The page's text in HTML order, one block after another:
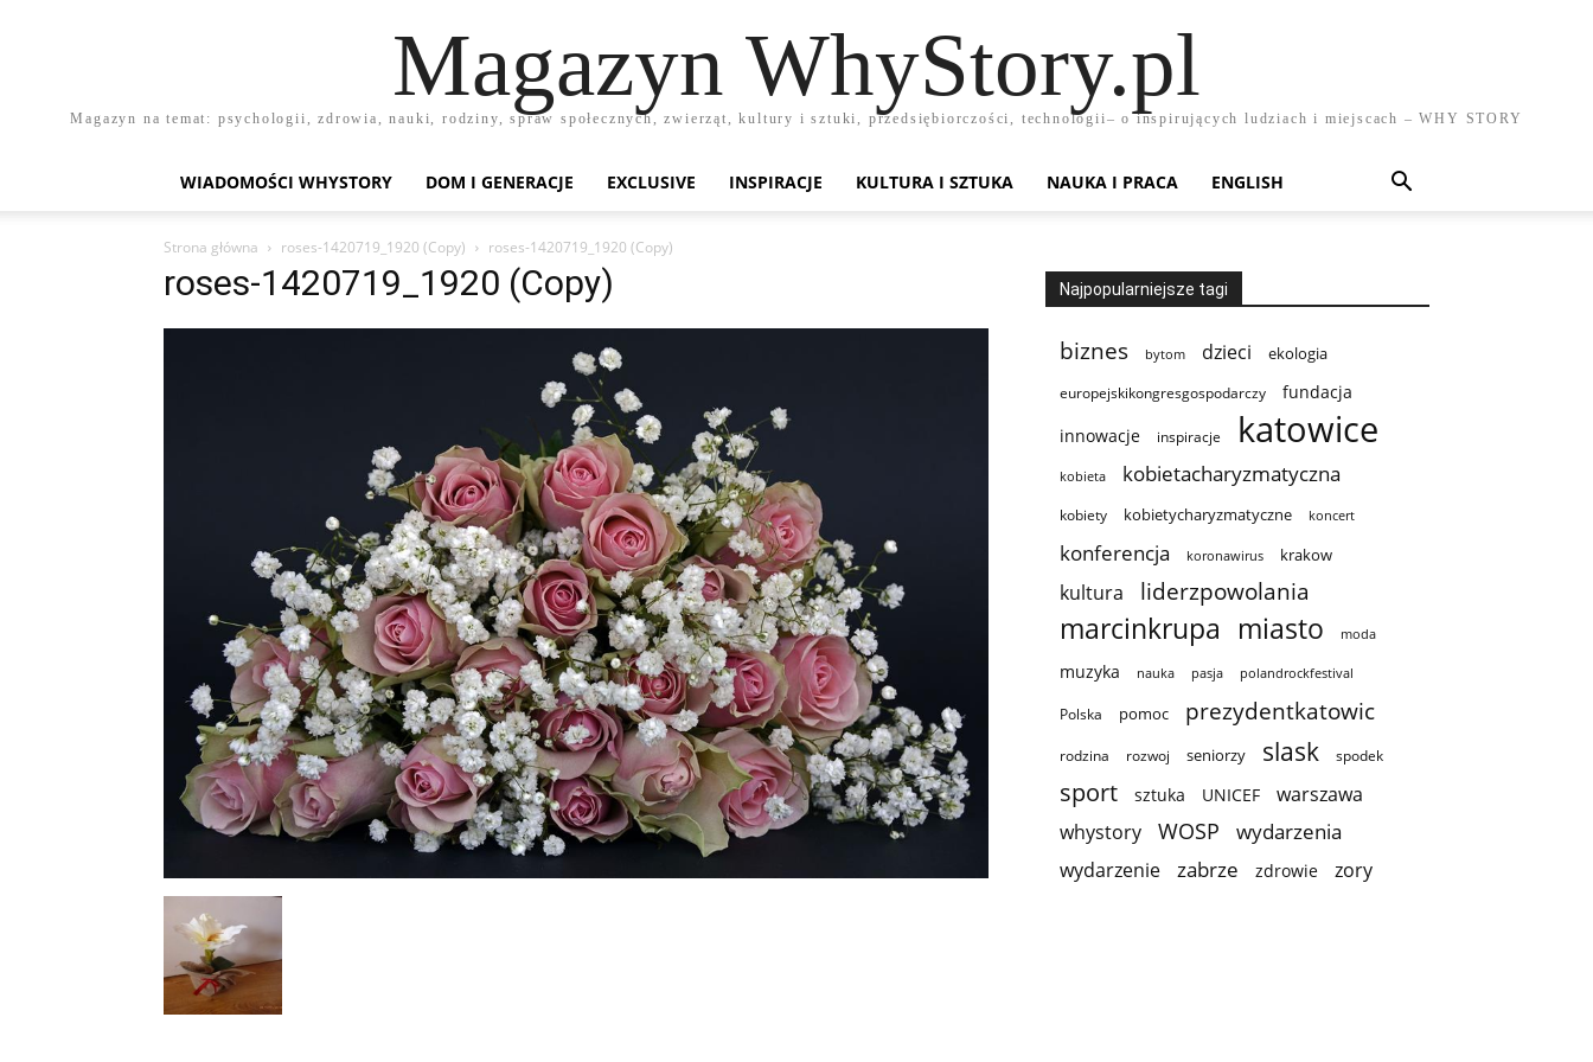
Magazyn WhyStory.pl
Magazyn na temat: psychologii, zdrowia, nauki, rodziny, spraw społecznych, zwierząt, kultury i sztuki, przedsiębiorczości, technologii– o inspirujących ludziach i miejscach – WHY STORY
WIADOMOŚCI WHYSTORY DOM I GENERACJE EXCLUSIVE INSPIRACJE KULTURA I SZTUKA NAUKA I PRACA ENGLISH
Strona główna roses-1420719_1920 (Copy) roses-1420719_1920 (Copy)
roses-1420719_1920 (Copy) Najpopularniejsze tagi
biznes bytom dzieci ekologia
europejskikongresgospodarczy fundacja
innowacje inspiracje katowice
kobieta kobietacharyzmatyczna
kobiety kobietycharyzmatyczne koncert
konferencja koronawirus krakow
kultura liderzpowolania
marcinkrupa miasto moda
muzyka nauka pasja polandrockfestival
Polska pomoc prezydentkatowic
rodzina rozwoj seniorzy slask spodek
sport sztuka UNICEF
warszawa
whystory
WOSP
wydarzenia
wydarzenie
zabrze zdrowie zory